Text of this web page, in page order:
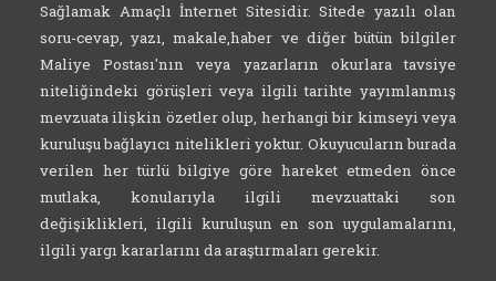
Sağlamak Amaçlı İnternet Sitesidir. Sitede yazılı olan
soru-cevap, yazı, makale,haber ve diğer bütün bilgiler
Maliye Postası'nın veya yazarların okurlara tavsiye
niteliğindeki görüşleri veya ilgili tarihte yayımlanmış
mevzuata ilişkin özetler olup, herhangi bir kimseyi veya
kuruluşu bağlayıcı nitelikleri yoktur. Okuyucuların burada
verilen her türlü bilgiye göre hareket etmeden önce
mutlaka, konularıyla ilgili mevzuattaki son
değişiklikleri, ilgili kuruluşun en son uygulamalarını,
ilgili yargı kararlarını da araştırmaları gerekir.